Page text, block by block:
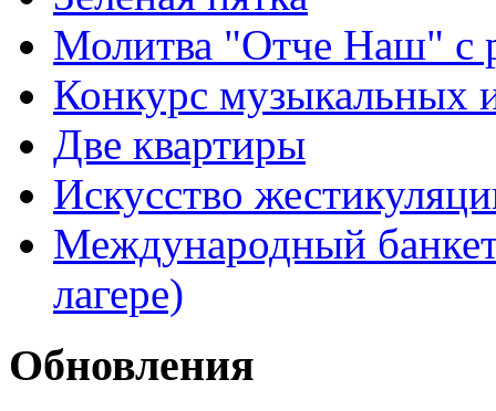
Молитва "Отче Наш" с
Конкурс музыкальных
Две квартиры
Искусство
Международный
лагере)
Обновления